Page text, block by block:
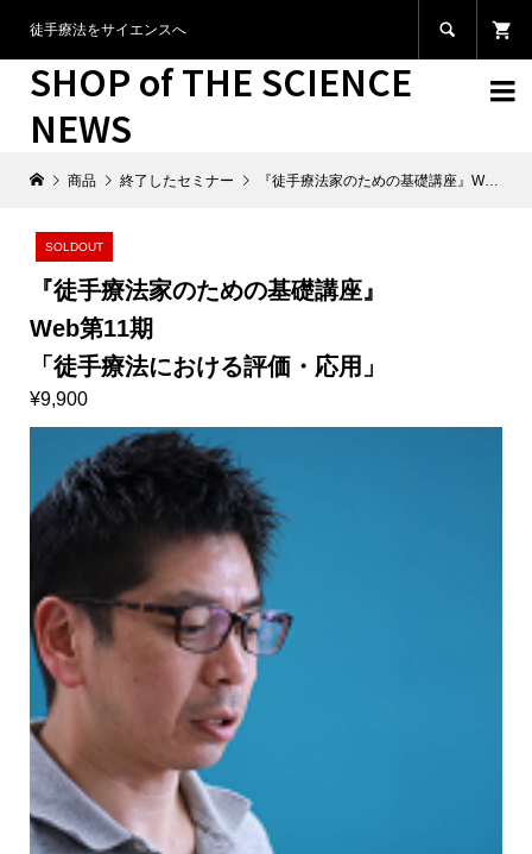
徒手療法をサイエンスへ 
SHOP of THE SCIENCE
NEWS

商品 終了したセミナー 『徒手療法家のための基礎講座』Web第11期 「徒手療法における評価・応用」
SOLDOUT
『徒手療法家のための基礎講座』
Web第11期
「徒手療法における評価・応用」
¥9,900